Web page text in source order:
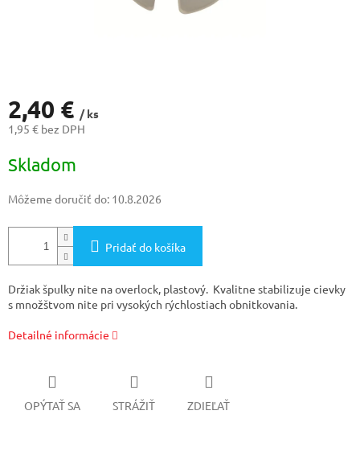
2,40 € / ks
1,95 € bez DPH
cena:
Skladom
Môžeme doručiť do: 10.8.2026
Pridať do košíka
Držiak špulky nite na overlock, plastový. Kvalitne stabilizuje cievky
s množštvom nite pri vysokých rýchlostiach obnitkovania.
Detailné informácie
OPÝTAŤ SA STRÁŽIŤ ZDIEĽAŤ